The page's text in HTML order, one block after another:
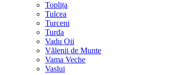
Toplița
Tulcea
Turceni
Turda
Vadu Oii
Vălenii de Munte
Vama Veche
Vaslui